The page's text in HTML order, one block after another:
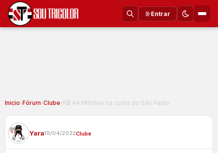
Entrar
Inicio›Fórum›Clube›R$ 44 Milhões na conta do São Paulo
Yara19/04/2022Clube